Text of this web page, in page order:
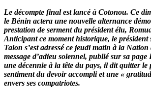
Le décompte final est lancé à Cotonou. Ce
le Bénin actera une nouvelle alternance
prestation de serment du président élu,
Anticipant ce moment historique, le président
Talon s’est adressé ce jeudi matin à la
message d’adieu solennel, publié sur sa page
une décennie à la tête du pays, il dit quitter le
sentiment du devoir accompli et une «
envers ses compatriotes.